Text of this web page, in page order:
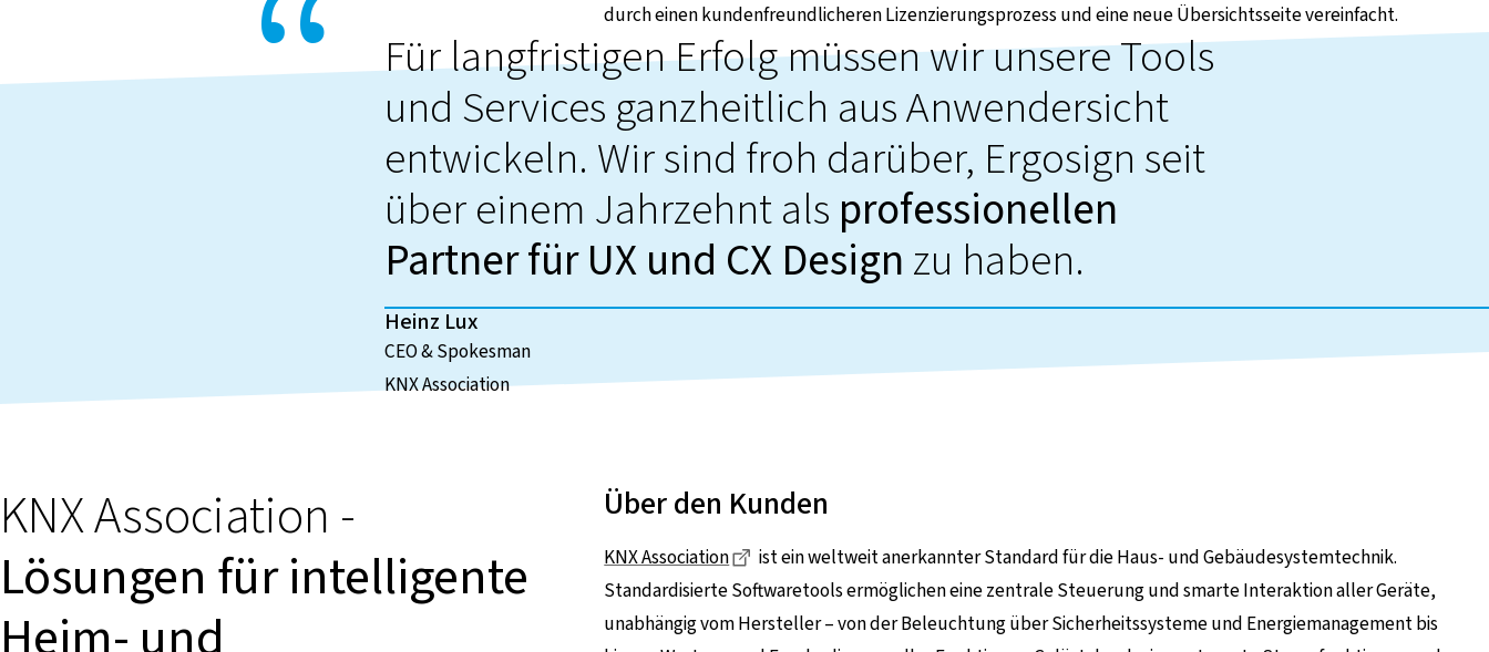
durch einen kundenfreundlicheren Lizenzierungsprozess und eine neue Übersichtsseite vereinfacht.
Für langfristigen Erfolg müssen wir unsere Tools
und Services ganzheitlich aus Anwendersicht
entwickeln. Wir sind froh darüber, Ergosign seit
über einem Jahrzehnt als professionellen
Partner für UX und CX Designzu haben.
Heinz Lux
CEO & Spokesman
KNX Association
KNX Association -
Lösungen für intelligente
Über den Kunden
KNX Association Dieser Link führt zu einer externen Seite
ist ein weltweit anerkannter Standard für die Haus- und Gebäudesystemtechnik.
Standardisierte Softwaretools ermöglichen eine zentrale Steuerung und smarte Interaktion aller Geräte,
unabhängig vom Hersteller – von der Beleuchtung über Sicherheitssysteme und Energiemanagement bis